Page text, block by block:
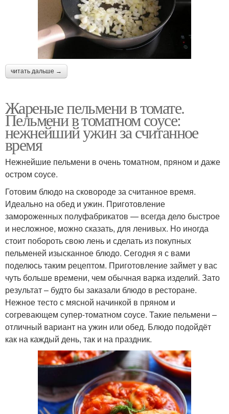
читать дальше →
Жареные пельмени в томате.
Пельмени в томатном соусе:
нежнейший ужин за считанное
время
Нежнейшие пельмени в очень томатном, пряном и даже
остром соусе.
Готовим блюдо на сковороде за считанное время.
Идеально на обед и ужин. Приготовление
замороженных полуфабрикатов — всегда дело быстрое
и несложное, можно сказать, для ленивых. Но иногда
стоит побороть свою лень и сделать из покупных
пельменей изысканное блюдо. Сегодня я с вами
поделюсь таким рецептом. Приготовление займет у вас
чуть больше времени, чем обычная варка изделий. Зато
результат – будто бы заказали блюдо в ресторане.
Нежное тесто с мясной начинкой в пряном и
согревающем супер-томатном соусе. Такие пельмени –
отличный вариант на ужин или обед. Блюдо подойдёт
как на каждый день, так и на праздник.